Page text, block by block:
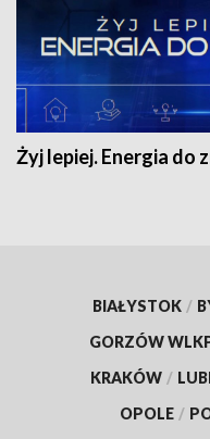
Żyj lepiej. Energia do
BIAŁYSTOK /
GORZÓW
KRAKÓW /
OPOLE /